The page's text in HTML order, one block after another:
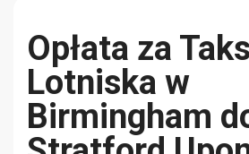
Opłata za
Lotniska w
Birmingham